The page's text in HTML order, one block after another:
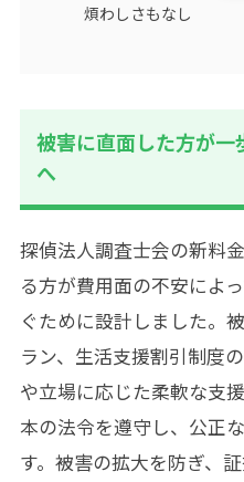
煩わしさもなし
被害に直面した方が
へ
探偵法人調査士会の新料
る方が費用面の不安によ
ぐために設計しました。
ラン、生活支援割引制度
や立場に応じた柔軟な支
本の法令を遵守し、公正
す。被害の拡大を防ぎ、